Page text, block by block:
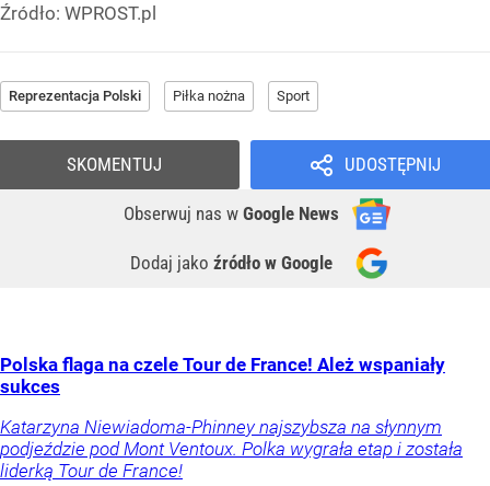
Źródło: WPROST.pl
Reprezentacja Polski Piłka nożna Sport
UDOSTĘPNIJ
Obserwuj nas w Google News
Dodaj jako źródło w Google
SKOMENTUJ
Polska flaga na czele Tour de France! Ależ wspaniały
sukces
Katarzyna Niewiadoma-Phinney najszybsza na słynnym
podjeździe pod Mont Ventoux. Polka wygrała etap i została
liderką Tour de France!